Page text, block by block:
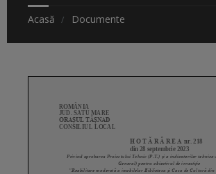
Acasă Documente